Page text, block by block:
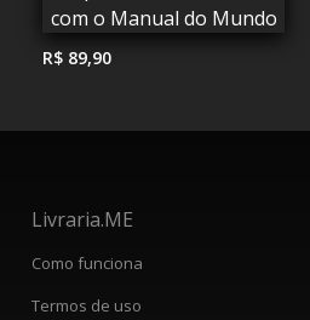
R$ 89,90
Livraria.ME
Como funciona
Termos de uso